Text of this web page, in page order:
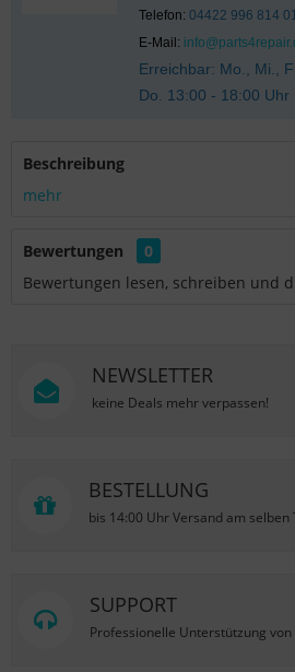
Telefon: 04422 996 814
E-Mail:
Erreichbar: Mo., Mi.,
Do. 13:00 - 18:00 Uhr
Beschreibung
mehr
Bewertungen
0
Bewertungen lesen, schreiben und
NEWSLETTER
keine Deals mehr verpassen!
BESTELLUNG
bis 14:00 Uhr Versand am selben
SUPPORT
Professionelle Unterstützung